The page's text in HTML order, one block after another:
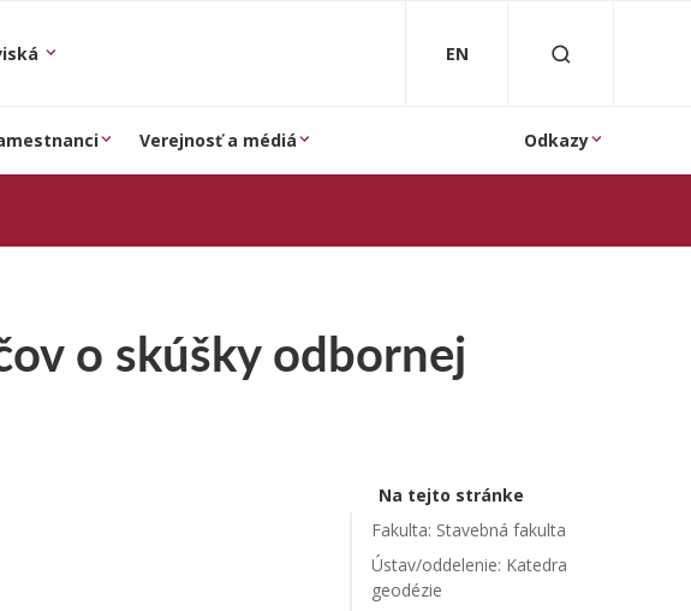
EN
Verejnosť a médiá Odkazy
o skúšky odbornej
Na tejto stránke
Fakulta: Stavebná fakulta
Ústav/oddelenie: Katedra
geodézie